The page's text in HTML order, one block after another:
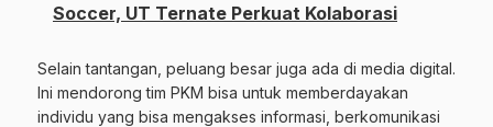
Soccer, UT Ternate Perkuat Kolaborasi
Selain tantangan, peluang besar juga ada di media digital.
Ini mendorong tim PKM bisa untuk memberdayakan
individu yang bisa mengakses informasi, berkomunikasi